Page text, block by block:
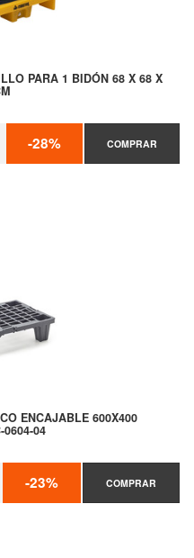
PARA 1 BIDÓN 68 X 68 X
-28% COMPRAR
ENCAJABLE 600X400
0604-04
-23% COMPRAR